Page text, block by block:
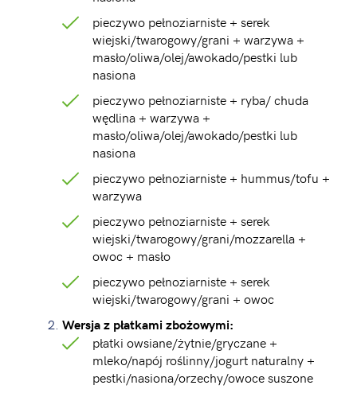
pieczywo pełnoziarniste + serek
wiejski/twarogowy/grani + warzywa +
masło/oliwa/olej/awokado/pestki lub
nasiona
pieczywo pełnoziarniste + ryba/ chuda
wędlina + warzywa +
masło/oliwa/olej/awokado/pestki lub
nasiona
pieczywo pełnoziarniste + hummus/tofu +
warzywa
pieczywo pełnoziarniste + serek
wiejski/twarogowy/grani/mozzarella +
owoc + masło
pieczywo pełnoziarniste + serek
wiejski/twarogowy/grani + owoc
Wersja z płatkami zbożowymi:
płatki owsiane/żytnie/gryczane +
mleko/napój roślinny/jogurt naturalny +
pestki/nasiona/orzechy/owoce suszone